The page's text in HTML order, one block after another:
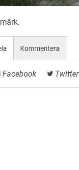
.
Facebook Twitter
Kommentera